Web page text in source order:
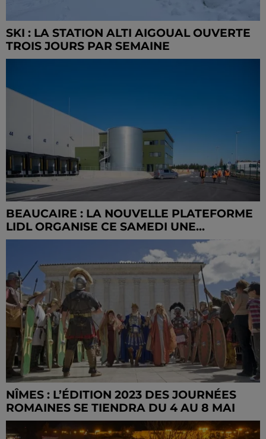
SKI : LA STATION ALTI AIGOUAL OUVERTE
TROIS JOURS PAR SEMAINE
BEAUCAIRE : LA NOUVELLE PLATEFORME
LIDL ORGANISE CE SAMEDI UNE...
NÎMES : L’ÉDITION 2023 DES JOURNÉES
ROMAINES SE TIENDRA DU 4 AU 8 MAI